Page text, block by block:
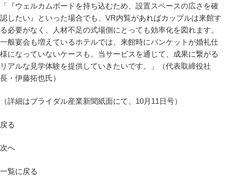
「『ウェルカムボードを持ち込むため、設置スペースの広さを確
認したい』といった場合でも、VR内覧があればカップルは来館す
る必要がなく、人材不足の式場側にとっても効率化を図れます。
一般宴会も増えているホテルでは、来館時にバンケットが婚礼仕
様になっていないケースも。当サービスを通じて、成果に繋がる
リアルな見学体験を提供していきたいです。」（代表取締役社
長・伊藤拓也氏）
（詳細はブライダル産業新聞紙面にて、10月11日号）
戻る
次へ
一覧に戻る